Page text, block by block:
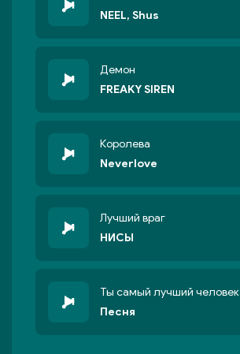
NEEL, Shus
Демон
FREAKY SIREN
Королева
Neverlove
Лучший враг
НИСЫ
Ты самый лучший человек
Песня